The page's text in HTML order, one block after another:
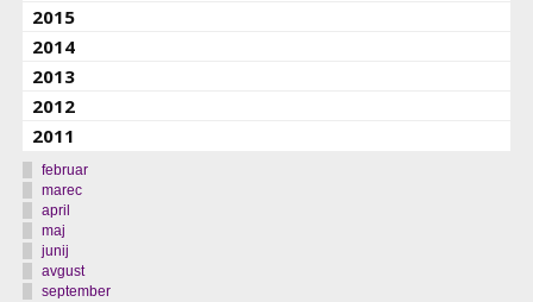
2015
2014
2013
2012
2011
februar
marec
april
maj
junij
avgust
september